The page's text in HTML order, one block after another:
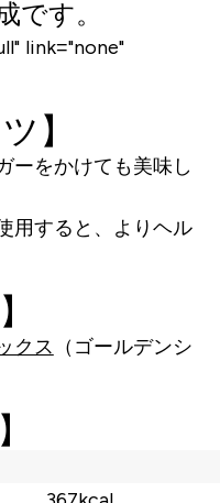
です。
link="none"
】
ーをかけても美味し
用すると、よりヘル
クス （ゴールデンシ